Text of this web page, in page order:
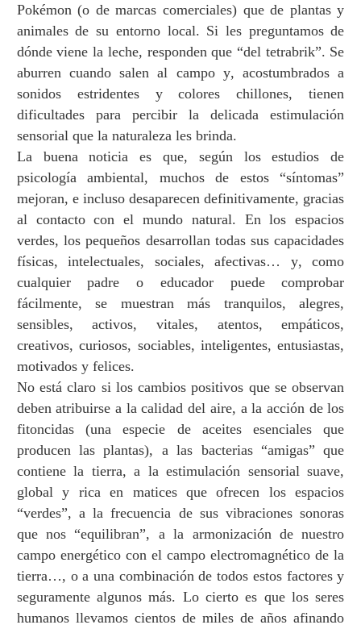
Pokémon (o de marcas comerciales) que de plantas y
animales de su entorno local. Si les preguntamos de
dónde viene la leche, responden que “del tetrabrik”. Se
aburren cuando salen al campo y, acostumbrados a
sonidos estridentes y colores chillones, tienen
dificultades para percibir la delicada estimulación
sensorial que la naturaleza les brinda.
La buena noticia es que, según los estudios de
psicología ambiental, muchos de estos “síntomas”
mejoran, e incluso desaparecen definitivamente, gracias
al contacto con el mundo natural. En los espacios
verdes, los pequeños desarrollan todas sus capacidades
físicas, intelectuales, sociales, afectivas…
y, como
cualquier padre o educador puede comprobar
fácilmente, se muestran más tranquilos, alegres,
sensibles, activos, vitales, atentos, empáticos,
creativos, curiosos, sociables, inteligentes, entusiastas,
motivados y felices.
No está claro si los cambios positivos que se observan
deben atribuirse a la calidad del aire, a la acción de los
fitoncidas (una especie de aceites esenciales que
producen las plantas), a las bacterias “amigas” que
contiene la tierra, a la estimulación sensorial suave,
global y rica en matices que ofrecen los espacios
“verdes”, a la frecuencia de sus vibraciones sonoras
que nos “equilibran”, a la armonización de nuestro
campo energético con el campo electromagnético de la
tierra…, o a una combinación de todos estos factores y
seguramente algunos más. Lo cierto es que los seres
humanos llevamos cientos de miles de años afinando